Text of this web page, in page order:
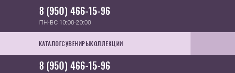
8 (950) 466-15-96
ПН-ВС 10:00-20:00
КАТАЛОГСУВЕНИРЫКОЛЛЕКЦИИ
8 (950) 466-15-96